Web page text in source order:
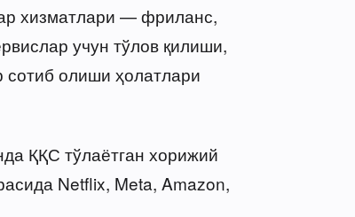
хизматлари — фриланс,
учун тўлов қилиши,
сотиб олиши ҳолатлари
ҚҚС тўлаётган хорижий
Netflix, Meta, Amazon,